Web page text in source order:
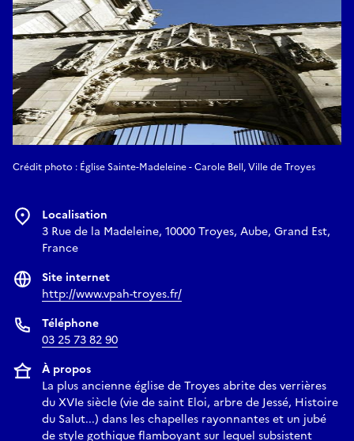
Crédit photo : Église Sainte-Madeleine - Carole Bell, Ville de Troyes
Localisation
3 Rue de la Madeleine, 10000 Troyes, Aube, Grand Est,
France
Site internet
http://www.vpah-troyes.fr/
Téléphone
03 25 73 82 90
À propos
La plus ancienne église de Troyes abrite des verrières
du XVIe siècle (vie de saint Eloi, arbre de Jessé, Histoire
du Salut...) dans les chapelles rayonnantes et un jubé
de style gothique flamboyant sur lequel subsistent